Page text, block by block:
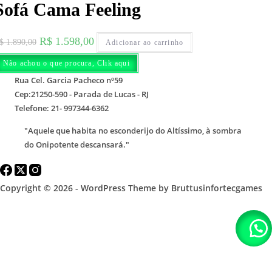
Cama Feeling
1.890,00 O
preço
original
era:
R$ 1.890,00.
R$ 1.598,00O
preço
atual
é:
R$ 1.598,00.
Adicionar ao carrinho
Não achou o que procura, Clik aqui
Rua Cel. Garcia Pacheco nº59
Cep:21250-590 - Parada de Lucas - RJ
Telefone: 21- 997344-6362
"Aquele que habita no esconderijo do Altíssimo, à sombra
do Onipotente descansará."
Copyright © 2026 - WordPress Theme by Bruttusinfortecgames